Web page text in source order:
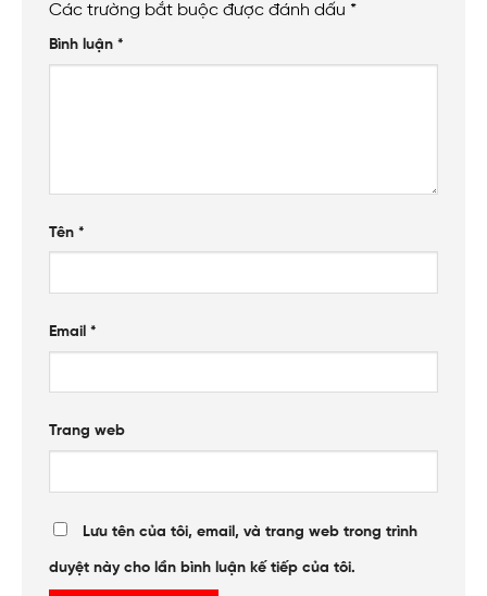
Các trường bắt buộc được đánh dấu *
Bình luận *
Tên *
Email *
Trang web
Lưu tên của tôi, email, và trang web trong trình
duyệt này cho lần bình luận kế tiếp của tôi.